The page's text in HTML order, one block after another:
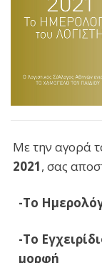
Με την αγορά
2021, σας
-Το
-Το
μορφή